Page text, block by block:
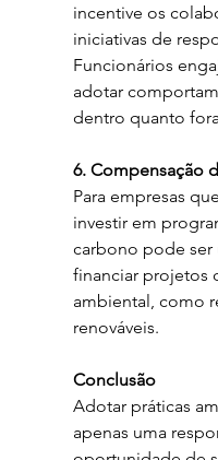
incentive os
iniciativas de
Funcionários
adotar
dentro quanto
6. Compensação
Para empresas
investir em
carbono pode ser
financiar projetos
ambiental, como
renováveis.
Conclusão
Adotar práticas
apenas uma